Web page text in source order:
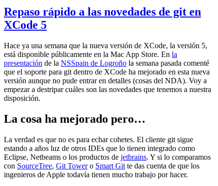
Repaso rápido a las novedades de git en
XCode 5
Hace ya una semana que la nueva versión de XCode, la versión 5,
está disponible públicamente en la Mac App Store. En la
presentación de la NSSpain de Logroño la semana pasada comenté
que el soporte para git dentro de XCode ha mejorado en esta nueva
versión aunque no pude entrar en detalles (cosas del NDA). Voy a
empezar a destripar cuáles son las novedades que tenemos a nuestra
disposición.
La cosa ha mejorado pero…
La verdad es que no es para echar cohetes. El cliente git sigue
estando a años luz de otros IDEs que lo tienen integrado como
Eclipse, Netbeams o los productos de jetbrains. Y si lo comparamos
con SourceTree, Git Towero Smart Git te das cuenta de que los
ingenieros de Apple todavía tienen mucho trabajo por hacer.